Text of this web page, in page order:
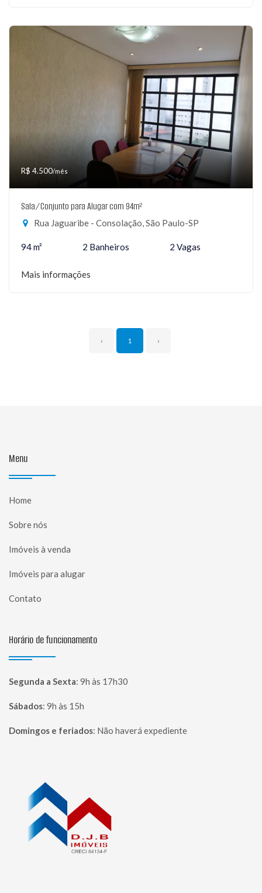
R$ 4.500/mês
Sala/Conjunto para Alugar com 94m²
Rua Jaguaribe - Consolação, São Paulo-SP
94 m² 2 Banheiros 2 Vagas
Mais informações
‹ 1 ›
Menu
Home
Sobre nós
Imóveis à venda
Imóveis para alugar
Contato
Horário de funcionamento
Segunda a Sexta: 9h às 17h30
Sábados: 9h às 15h
Domingos e feriados: Não haverá expediente